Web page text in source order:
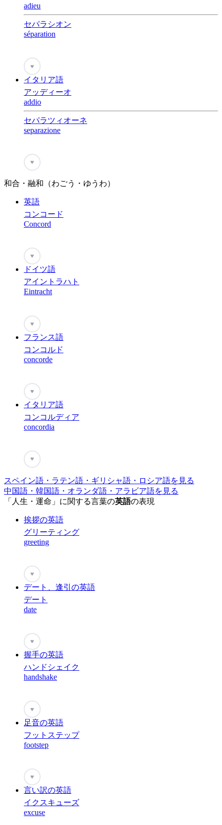
adieu
セパラシオン
séparation
♥
イタリア語
アッディーオ
addio
セパラツィオーネ
separazione
♥
和合・融和（わごう・ゆうわ）
英語
コンコード
Concord
♥
ドイツ語
アイントラハト
Eintracht
♥
フランス語
コンコルド
concorde
♥
イタリア語
コンコルディア
concordia
♥
スペイン語・ラテン語・ギリシャ語・ロシア語を見る
中国語・韓国語・オランダ語・アラビア語を見る
「人生・運命」に関する言葉の英語の表現
挨拶の英語
グリーティング
greeting
♥
デート、逢引の英語
デート
date
♥
握手の英語
ハンドシェイク
handshake
♥
足音の英語
フットステップ
footstep
♥
言い訳の英語
イクスキューズ
excuse